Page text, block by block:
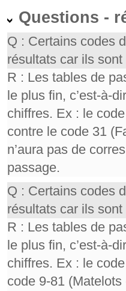
Questions -
Q : Certains codes
résultats car ils
R : Les tables de
le plus fin, c’est-à-
chiffres. Ex : le
contre le code 31
n’aura pas de
passage.
Q : Certains codes
résultats car ils
R : Les tables de
le plus fin, c’est-à-
chiffres. Ex : le
code 9-81